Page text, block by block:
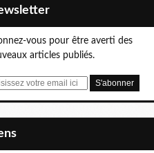
vous pour être averti des
articles publiés.